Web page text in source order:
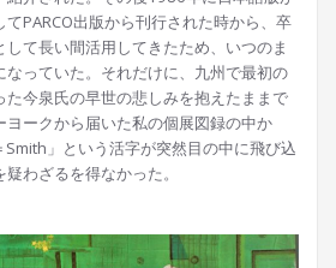
てPARCO出版から刊行された時から、卒
て長い間活用してきたため、いつのま
なっていた。それだけに、九州で最初の
今泉氏の早世の悲しみを抱えたままで
ヨークから届いた私の個展図録の中か
」という活字が突然目の中に飛び込
わざるを得なかった。